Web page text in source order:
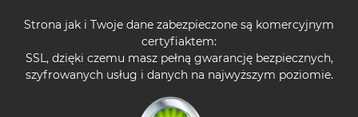
Strona jak i Twoje dane zabezpieczone są komercyjnym
certyfiaktem:
SSL, dzięki czemu masz pełną gwarancję bezpiecznych,
szyfrowanych usług i danych na najwyższym poziomie.